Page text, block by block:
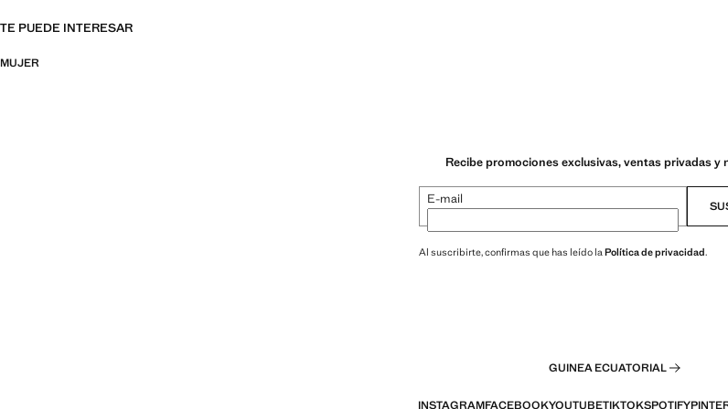
TE PUEDE INTERESAR
MUJER
Recibe promociones exclusivas, ventas privadas y
E-mail
Al suscribirte, confirmas que has leído la Política de privacidad.
GUINEA ECUATORIAL
INSTAGRAMFACEBOOKYOUTUBETIKTOKSPOTIFY